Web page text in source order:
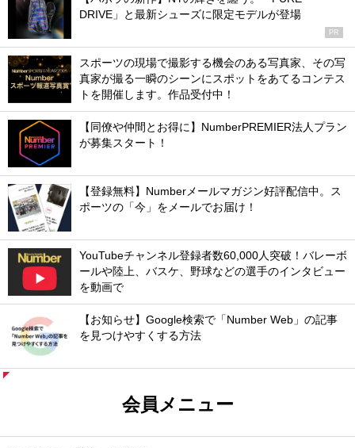
DRIVE」と最新シューズに限定モデルが登場
PR
スポーツの現場で撮影する機会のある写真家、その写
真家が撮る一瞬のシーンにスポットをあてるコンテス
トを開催します。作品受付中！
【同僚や仲間とお得に】NumberPREMIER法人プラン
が募集スタート！
【登録無料】Numberメールマガジン好評配信中。ス
ポーツの「今」をメールでお届け！
YouTubeチャンネル登録者数60,000人突破！バレーボ
ールや陸上、バスケ、野球などの選手のインタビュー
を動画で
【お知らせ】Google検索で「Number Web」の記事
を見つけやすくする方法
会員メニュー